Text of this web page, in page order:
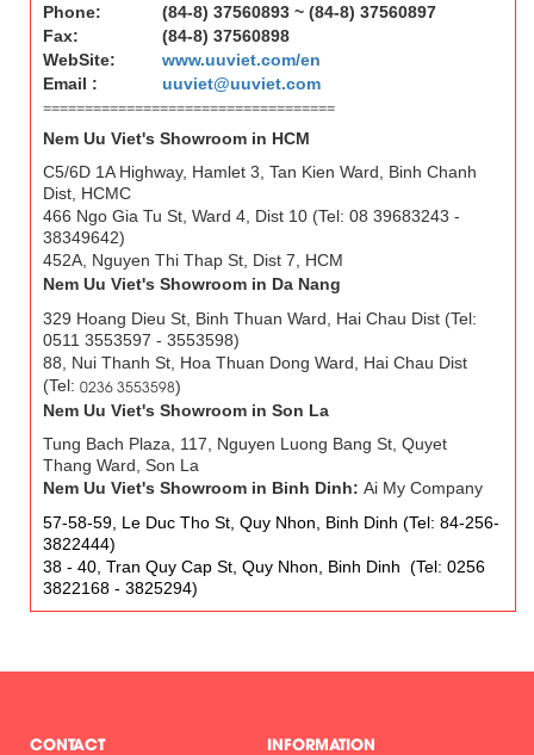
Phone:
(84-8) 37560893 ~ (84-8) 37560897
Fax:
(84-8) 37560898
WebSite:
www.uuviet.com/en
Email :
uuviet@uuviet.com
===================================
Nem Uu Viet's Showroom in HCM
C5/6D 1A Highway, Hamlet 3, Tan Kien Ward, Binh Chanh
Dist, HCMC​
466 Ngo Gia Tu St, Ward 4, Dist 10 (Tel: 08 39683243 -
38349642)
452A, Nguyen Thi Thap St, Dist 7, HCM
Nem Uu Viet's Showroom in Da Nang
329 Hoang Dieu St, Binh Thuan Ward, Hai Chau Dist (Tel:
0511 3553597 - 3553598)
88, Nui Thanh St, Hoa Thuan Dong Ward, Hai Chau Dist
(Tel: 0236 3553598)
Nem Uu Viet's Showroom in Son La
Tung Bach Plaza, 117, Nguyen Luong Bang St, Quyet
Thang Ward, Son La
Nem Uu Viet's Showroom in Binh Dinh: Ai My Company
57-58-59, Le Duc Tho St, Quy Nhon, Binh Dinh (Tel: 84-256-
3822444)
38 - 40, Tran Quy Cap St, Quy Nhon, Binh Dinh (Tel: 0256
3822168 - 3825294)
CONTACT INFORMATION